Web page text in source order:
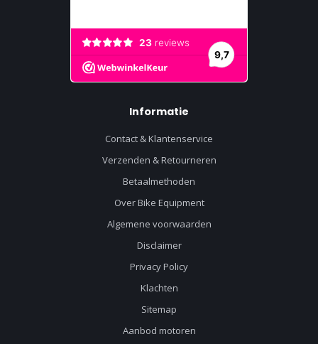
Informatie
Contact & Klantenservice
Verzenden & Retourneren
Betaalmethoden
Over Bike Equipment
Algemene voorwaarden
Disclaimer
Privacy Policy
Klachten
Sitemap
Aanbod motoren